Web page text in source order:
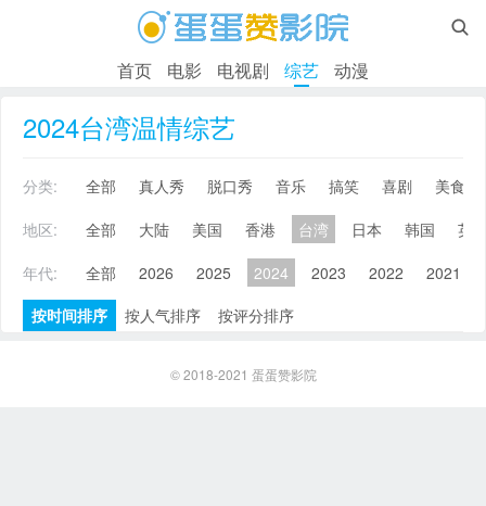

首页 电影 电视剧 综艺 动漫
2024台湾温情综艺
分类: 全部 真人秀 脱口秀 音乐 搞笑 喜剧
美食
地区:
全部 大陆 美国 香港 台湾 日本 韩国
英
年代:
全部 2026 2025 2024 2023 2022 2021
按时间排序
按人气排序 按评分排序
© 2018-2021 蛋蛋赞影院